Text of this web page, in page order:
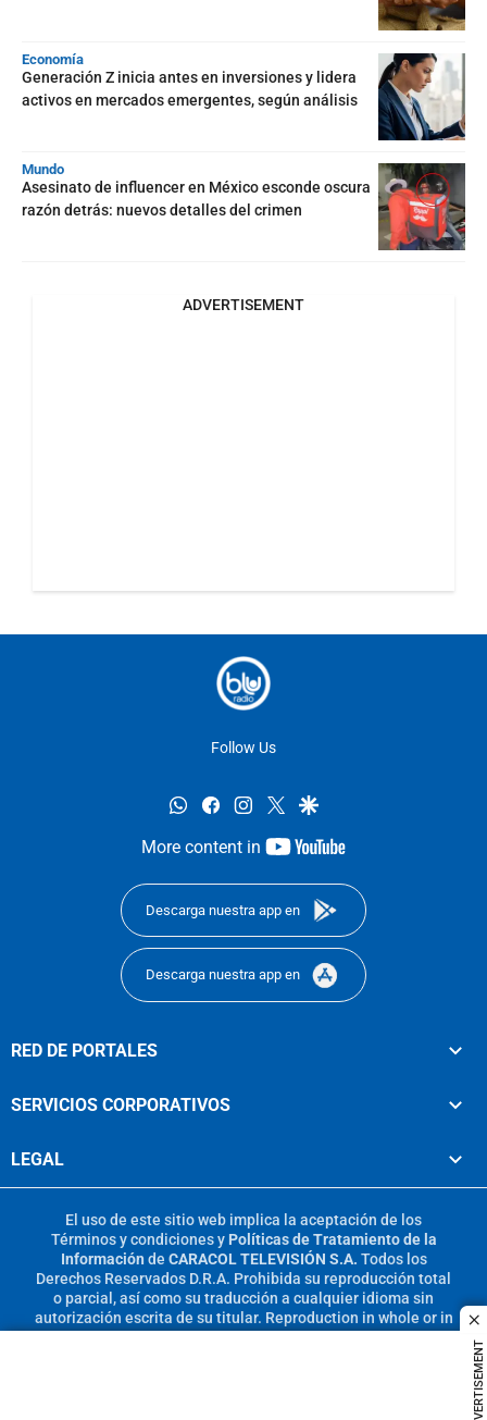
Economía
Generación Z inicia antes en inversiones y lidera
activos en mercados emergentes, según análisis
Mundo
Asesinato de influencer en México esconde oscura
razón detrás: nuevos detalles del crimen
ADVERTISEMENT
ADVERTISEMENT
Follow Us
whatsappfacebookinstagram
twittergoogle
More content in
youtube-
Descarga nuestra app en
Descarga nuestra app en
RED DE PORTALES
SERVICIOS CORPORATIVOS
LEGAL
El uso de este sitio web implica la aceptación de los
Términos y condicionesy Políticas de Tratamiento de la
Información de CARACOL TELEVISIÓN S.A. Todos los
Derechos Reservados D.R.A. Prohibida su reproducción total
o parcial, así como su traducción a cualquier idioma sin
autorización escrita de su titular. Reproduction in whole or in